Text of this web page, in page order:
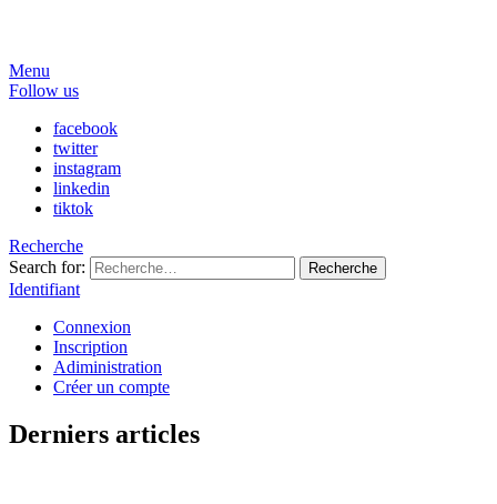
Menu
Follow us
facebook
twitter
instagram
linkedin
tiktok
Recherche
Search for:
Recherche
Identifiant
Connexion
Inscription
Adiministration
Créer un compte
Derniers articles